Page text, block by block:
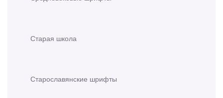
Старая школа
Старославянские шрифты